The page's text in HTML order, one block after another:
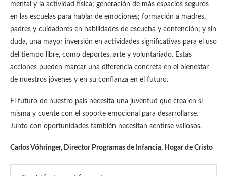
mental y la actividad física; generación de más espacios seguros
en las escuelas para hablar de emociones; formación a madres,
padres y cuidadores en habilidades de escucha y contención; y sin
duda, una mayor inversión en actividades significativas para el uso
del tiempo libre, como deportes, arte y voluntariado. Estas
acciones pueden marcar una diferencia concreta en el bienestar
de nuestros jóvenes y en su confianza en el futuro.
El futuro de nuestro país necesita una juventud que crea en sí
misma y cuente con el soporte emocional para desarrollarse.
Junto con oportunidades también necesitan sentirse valiosos.
Carlos Vöhringer, Director Programas de Infancia, Hogar de Cristo